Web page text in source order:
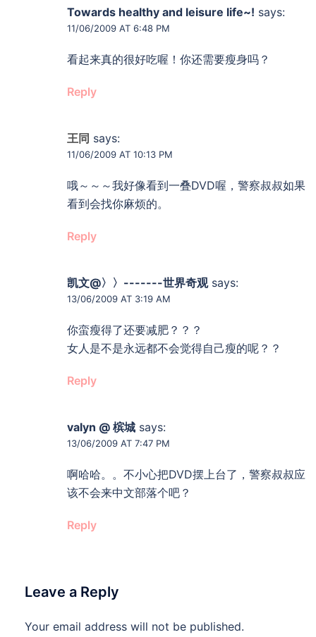
Towards healthy and leisure life~! says:
11/06/2009 AT 6:48 PM
看起来真的很好吃喔！你还需要瘦身吗？
Reply
王同 says:
11/06/2009 AT 10:13 PM
哦～～～我好像看到一叠DVD喔，警察叔叔如果
看到会找你麻烦的。
Reply
凯文@〉〉-------世界奇观 says:
13/06/2009 AT 3:19 AM
你蛮瘦得了还要减肥？？？
女人是不是永远都不会觉得自己瘦的呢？？
Reply
valyn @ 槟城 says:
13/06/2009 AT 7:47 PM
啊哈哈。。不小心把DVD摆上台了，警察叔叔应
该不会来中文部落个吧？
Reply
Leave a Reply
Your email address will not be published.